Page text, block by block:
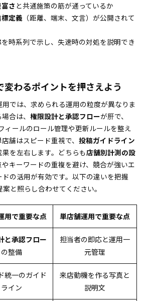
さ と共通施策の筋が通っているか
定義 （距離、端末、文言）が公開されて
を時系列で示し、失速時の対処を説明でき
変わるポイントを押さえよう
では、求められる運用の粒度が異なりま
合は、 権限設計と承認フローが肝で、
ィールのロール管理や更新ルールを整え
舗はスピード重視で、 投稿ガイドライン
を左右します。どちらも店舗別計測の設
キーワードの重複を避け、競合が強いエ
の活用が有効です。以下の違いを把握
と照らし合わせてください。
用で重要な点 単店舗運用で重要な点
と承認フロー
の整備
担当者の即応と運用一
元管理
統一のガイド
ライン
来店動機を作る写真と
説明文